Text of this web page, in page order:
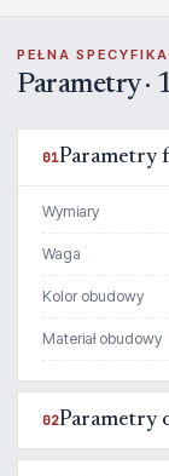
PEŁNA
Parametry ·
01Parametry
Wymiary
Waga
Kolor obudowy
Materiał obudowy
02Parametry